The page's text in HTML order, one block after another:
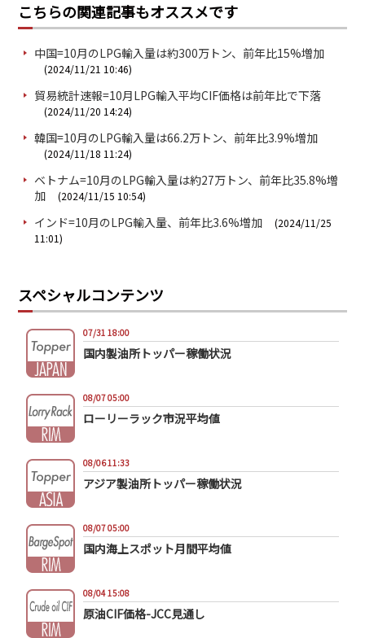
こちらの関連記事もオススメです
中国=10月のLPG輸入量は約300万トン、前年比15%増加
(2024/11/21 10:46)
貿易統計速報=10月LPG輸入平均CIF価格は前年比で下落
(2024/11/20 14:24)
韓国=10月のLPG輸入量は66.2万トン、前年比3.9%増加
(2024/11/18 11:24)
ベトナム=10月のLPG輸入量は約27万トン、前年比35.8%増
加
(2024/11/15 10:54)
インド=10月のLPG輸入量、前年比3.6%増加
(2024/11/25
11:01)
スペシャルコンテンツ
07/31 18:00
国内製油所トッパー稼働状況
08/07 05:00
ローリーラック市況平均値
08/06 11:33
アジア製油所トッパー稼働状況
08/07 05:00
国内海上スポット月間平均値
08/04 15:08
原油CIF価格-JCC見通し